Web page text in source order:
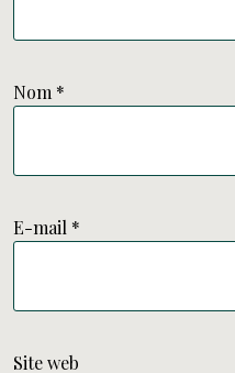
Nom *
E-mail *
Site web